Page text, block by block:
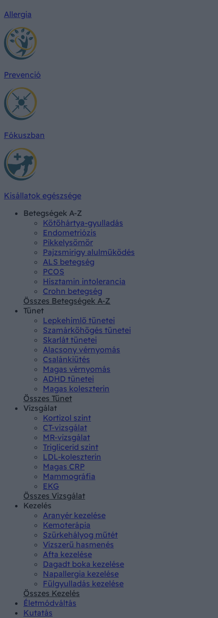
Allergia
Prevenció
Fókuszban
Kisállatok egészsége
Betegségek A-Z
Kötőhártya-gyulladás
Endometriózis
Pikkelysömör
Pajzsmirigy alulműködés
ALS betegség
PCOS
Hisztamin intolerancia
Crohn betegség
Összes Betegségek A-Z
Tünet
Lepkehimlő tünetei
Szamárköhögés tünetei
Skarlát tünetei
Alacsony vérnyomás
Csalánkiütés
Magas vérnyomás
ADHD tünetei
Magas koleszterin
Összes Tünet
Vizsgálat
Kortizol szint
CT-vizsgálat
MR-vizsgálat
Triglicerid szint
LDL-koleszterin
Magas CRP
Mammográfia
EKG
Összes Vizsgálat
Kezelés
Aranyér kezelése
Kemoterápia
Szürkehályog műtét
Vízszerű hasmenés
Afta kezelése
Dagadt boka kezelése
Napallergia kezelése
Fülgyulladás kezelése
Összes Kezelés
Életmódváltás
Kutatás